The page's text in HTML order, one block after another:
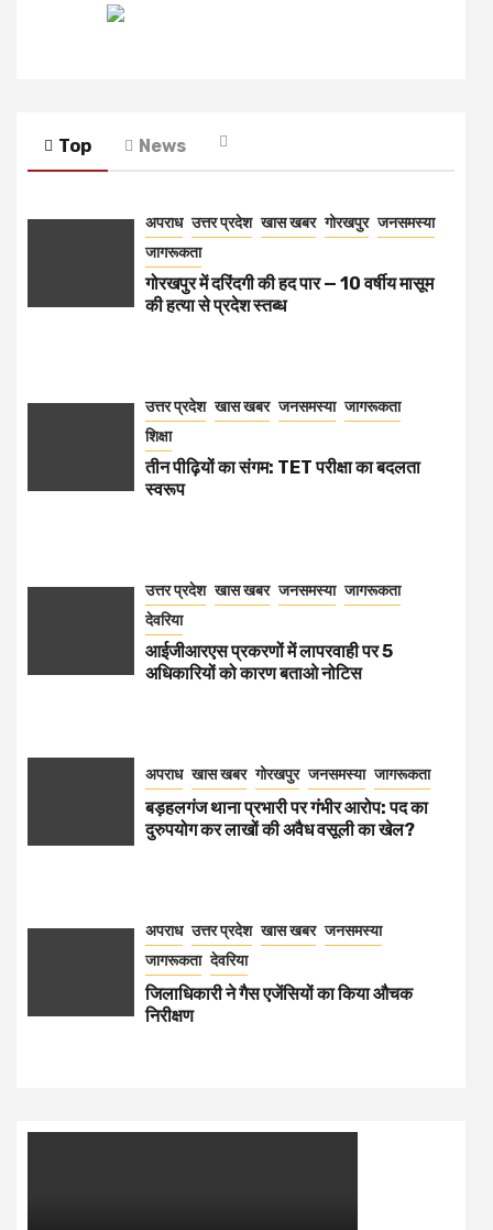
Top News
अपराध उत्तर प्रदेश खास खबर गोरखपुर जनसमस्या
जागरूकता
गोरखपुर में दरिंदगी की हद पार — 10 वर्षीय मासूम
की हत्या से प्रदेश स्तब्ध
उत्तर प्रदेश खास खबर जनसमस्या जागरूकता
शिक्षा
तीन पीढ़ियों का संगम: TET परीक्षा का बदलता
स्वरूप
उत्तर प्रदेश खास खबर जनसमस्या जागरूकता
देवरिया
आईजीआरएस प्रकरणों में लापरवाही पर 5
अधिकारियों को कारण बताओ नोटिस
अपराध खास खबर गोरखपुर जनसमस्या जागरूकता
बड़हलगंज थाना प्रभारी पर गंभीर आरोप: पद का
दुरुपयोग कर लाखों की अवैध वसूली का खेल?
अपराध उत्तर प्रदेश खास खबर जनसमस्या
जागरूकता देवरिया
जिलाधिकारी ने गैस एजेंसियों का किया औचक
निरीक्षण